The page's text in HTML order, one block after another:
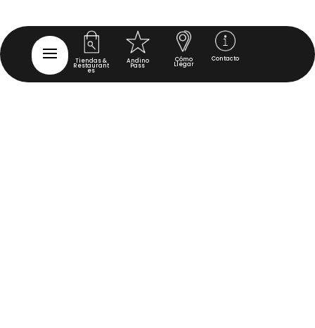
Tiendas &
Restaurant
es
Andino
Pass
Cómo
Llegar
Contacto